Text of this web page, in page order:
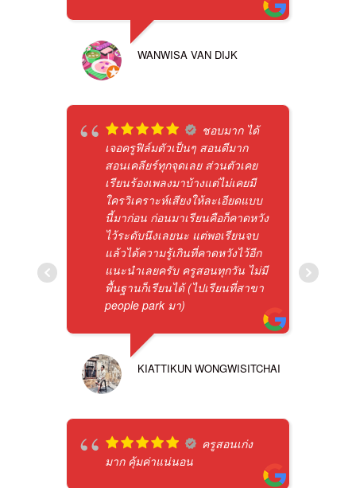
WANWISA VAN DIJK
ชอบมาก ได้
เจอครูฟิล์มตัวเป็นๆ สอนดีมาก
สอนเคลียร์ทุกจุดเลย ส่วนตัวเคย
เรียนร้องเพลงมาบ้างแต่ไม่เคยมี
ใครวิเคราะห์เสียงให้ละเอียดแบบ
นี้มาก่อน ก่อนมาเรียนคือก็คาดหวัง
ไว้ระดับนึงเลยนะ แต่พอเรียนจบ
แล้วได้ความรู้เกินที่คาดหวังไว้อีก
แนะนำเลยครับ ครูสอนทุกวัน ไม่มี
พื้นฐานก็เรียนได้ (ไปเรียนที่สาขา
people park มา)
KIATTIKUN WONGWISITCHAI
ครูสอนเก่ง
มาก คุ้มค่าแน่นอน